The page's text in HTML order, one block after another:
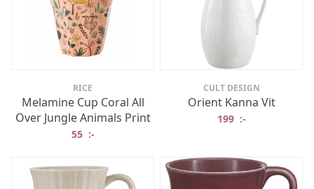
RICE
Melamine Cup Coral All
Over Jungle Animals Print
55 :-
CULT DESIGN
Orient Kanna Vit
199 :-